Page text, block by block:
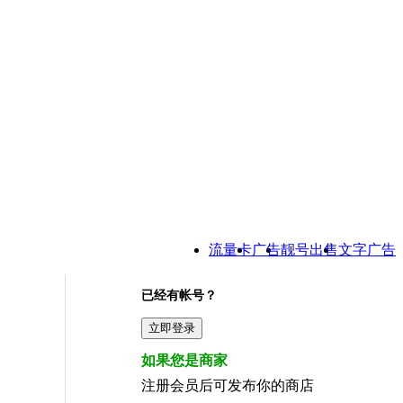
文字广告
靓号出售
广告
流量卡
已经有帐号？
如果您是商家
注册会员后可发布你的商店